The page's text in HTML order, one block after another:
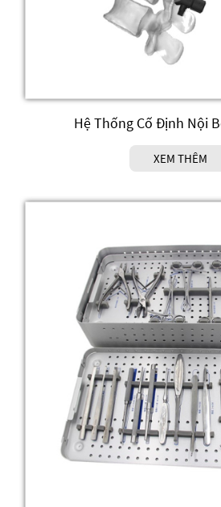
Hệ Thống Cố Định Nội
XEM THÊM